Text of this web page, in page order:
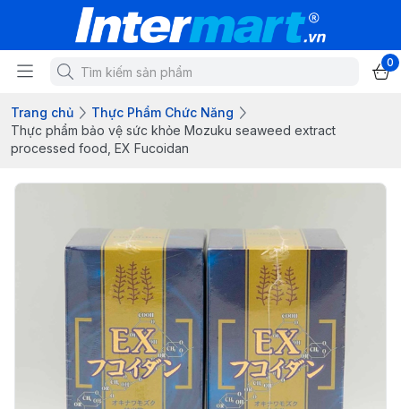
0
Trang chủ
Thực Phẩm Chức Năng
Thực phẩm bảo vệ sức khỏe Mozuku seaweed extract
processed food, EX Fucoidan